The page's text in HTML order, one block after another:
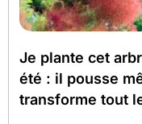
Je plante cet
été : il pousse
transforme tout